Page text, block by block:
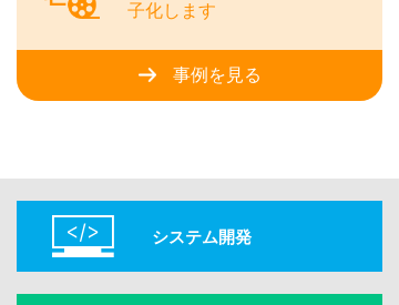
子化します
事例を見る
 システム開発